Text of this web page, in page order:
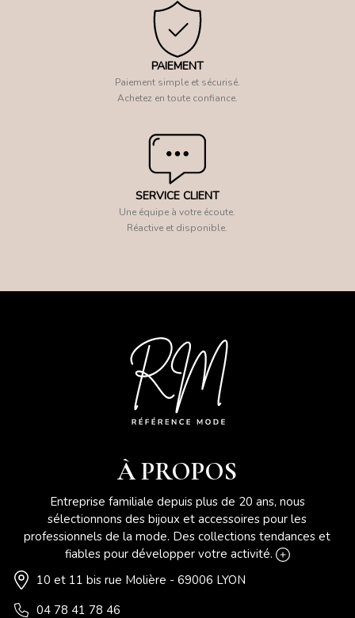
PAIEMENT
Paiement simple et sécurisé.
Achetez en toute confiance.
SERVICE CLIENT
Une équipe à votre écoute.
Réactive et disponible.
À PROPOS
Entreprise familiale depuis plus de 20 ans, nous
sélectionnons des bijoux et accessoires pour les
professionnels de la mode. Des collections tendances et
fiables pour développer votre activité.
10 et 11 bis rue Molière - 69006 LYON
04 78 41 78 46